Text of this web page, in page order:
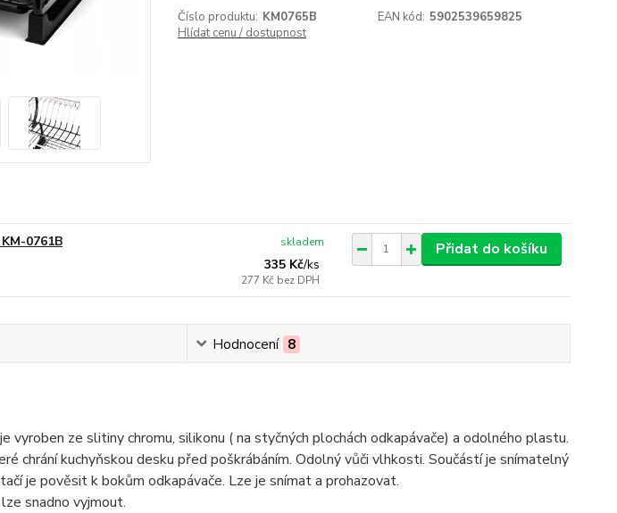
Číslo produktu: KM0765B EAN kód: 5902539659825
Hlídat cenu / dostupnost
0761B
335 Kč/ks
277 Kč bez DPH
skladem Přidat do košíku
Hodnocení 8
ze slitiny chromu, silikonu ( na styčných plochách odkapávače) a odolného plastu.
chrání kuchyňskou desku před poškrábáním. Odolný vůči vlhkosti. Součástí je snímatelný
je pověsit k bokům odkapávače. Lze je snímat a prohazovat.
snadno vyjmout.